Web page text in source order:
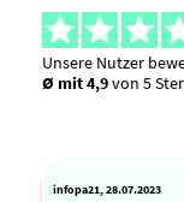
Unsere Nutzer
Ø mit 4,9von 5
infopa21, 28.07.2023